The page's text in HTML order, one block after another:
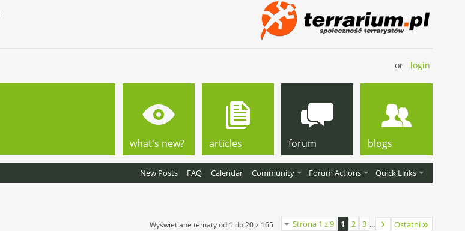
or login
what's new? articles forum
New Posts FAQ Calendar Community Forum Actions Quick Links
blogs
Strona 1 z 9 1 2 3 ... Ostatni
Wyświetlane tematy od 1 do 20 z 165